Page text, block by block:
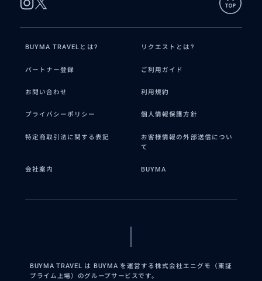
BUYMA TRAVELとは? リクエストとは?
パートナー登録 ご利用ガイド
お問い合わせ 利用規約
プライバシーポリシー 個人情報保護方針
特定商取引法に関する表記
お客様情報の外部送信につい
て
会社案内 BUYMA
BUYMA TRAVEL は BUYMA を運営する株式会社エニグモ（東証
プライム上場）のグループサービスです。